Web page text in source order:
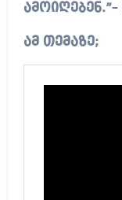
ამოიღებენ.”
ამ თემაზე;